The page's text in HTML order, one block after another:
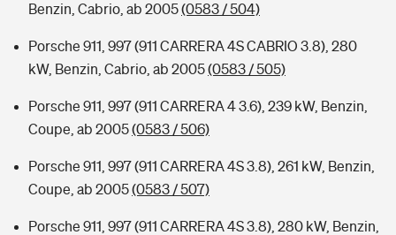
Benzin, Cabrio, ab 2005(0583 / 504)
Porsche 911, 997 (911 CARRERA 4S CABRIO 3.8), 280
kW, Benzin, Cabrio, ab 2005(0583 / 505)
Porsche 911, 997 (911 CARRERA 4 3.6), 239 kW, Benzin,
Coupe, ab 2005(0583 / 506)
Porsche 911, 997 (911 CARRERA 4S 3.8), 261 kW, Benzin,
Coupe, ab 2005(0583 / 507)
Porsche 911, 997 (911 CARRERA 4S 3.8), 280 kW, Benzin,